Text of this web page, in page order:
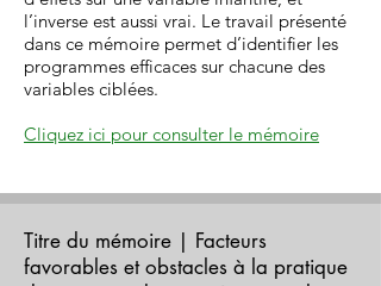
l’inverse est aussi vrai. Le travail présenté
dans ce mémoire permet d’identifier les
programmes efficaces sur chacune des
variables ciblées.
Cliquez ici pour consulter le mémoire
Titre du mémoire | Facteurs
favorables et obstacles à la pratique